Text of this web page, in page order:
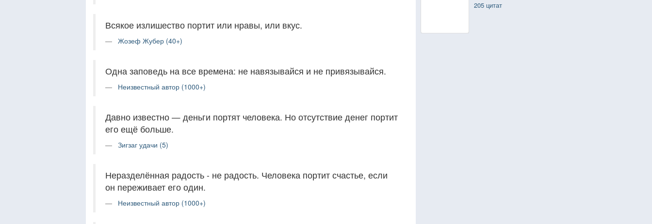
205 цитат
Всякое излишество портит или нравы, или вкус.
Жозеф Жубер (40+)
Одна заповедь на все времена: не навязывайся и не привязывайся.
Неизвестный автор (1000+)
Давно известно — деньги портят человека. Но отсутствие денег портит
его ещё больше.
Зигзаг удачи (5)
Неразделённая радость - не радость. Человека портит счастье, если
он переживает его один.
Неизвестный автор (1000+)